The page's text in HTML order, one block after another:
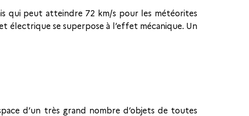
qui peut atteindre 72 km/s pour les météorites
électrique se superpose à l’effet mécanique. Un
d’un très grand nombre d’objets de toutes